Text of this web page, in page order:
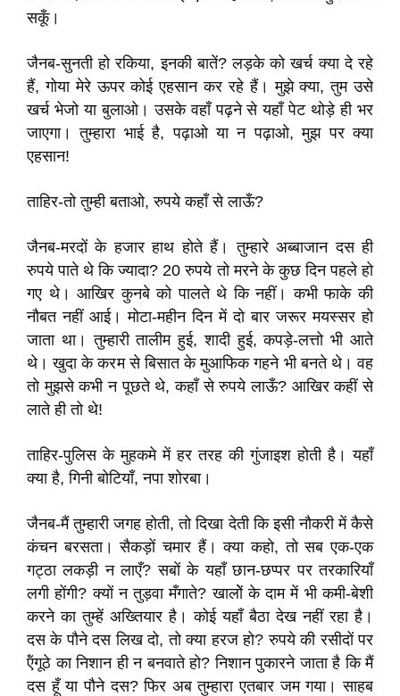
सकूँ।
जैनब-सुनती हो रकिया, इनकी बातें? लड़के को खर्च क्या दे रहे
हैं, गोया मेरे ऊपर कोई एहसान कर रहे हैं। मुझे क्या, तुम उसे
खर्च भेजो या बुलाओ। उसके वहाँ पढ़ने से यहाँ पेट थोड़े ही भर
जाएगा। तुम्हारा भाई है, पढ़ाओ या न पढ़ाओ, मुझ पर क्या
एहसान!
ताहिर-तो तुम्ही बताओ, रुपये कहाँ से लाऊँ?
जैनब-मरदों के हजार हाथ होते हैं। तुम्हारे अब्बाजान दस ही
रुपये पाते थे कि ज्यादा? 20 रुपये तो मरने के कुछ दिन पहले हो
गए थे। आखिर कुनबे को पालते थे कि नहीं। कभी फाके की
नौबत नहीं आई। मोटा-महीन दिन में दो बार जरूर मयस्सर हो
जाता था। तुम्हारी तालीम हुई, शादी हुई, कपड़े-लत्तो भी आते
थे। खुदा के करम से बिसात के मुआफिक गहने भी बनते थे। वह
तो मुझसे कभी न पूछते थे, कहाँ से रुपये लाऊँ? आखिर कहीं से
लाते ही तो थे!
ताहिर-पुलिस के मुहकमे में हर तरह की गुंजाइश होती है। यहाँ
क्या है, गिनी बोटियाँ, नपा शोरबा।
जैनब-मैं तुम्हारी जगह होती, तो दिखा देती कि इसी नौकरी में कैसे
कंचन बरसता। सैकड़ों चमार हैं। क्या कहो, तो सब एक-एक
गट्ठा लकड़ी न लाएँ? सबों के यहाँ छान-छप्पर पर तरकारियाँ
लगी होंगी? क्यों न तुड़वा मँगाते? खालोें के दाम में भी कमी-बेशी
करने का तुम्हें अख्तियार है। कोई यहाँ बैठा देख नहीं रहा है।
दस के पौने दस लिख दो, तो क्या हरज हो? रुपये की रसीदों पर
ऍंगूठे का निशान ही न बनवाते हो? निशान पुकारने जाता है कि मैं
दस हूँ या पौने दस? फिर अब तुम्हारा एतबार जम गया। साहब